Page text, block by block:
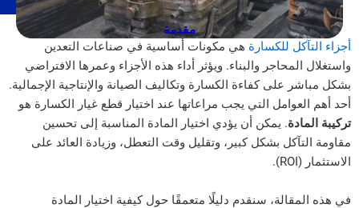
مقدمة
للكسارةهي مكونات أساسية في صناعات التعدين
والبناء. ويؤثر أداء هذه الأجزاء وعمرها الافتراضي
كفاءة الكسارة وتكاليف الصيانة والإنتاجية الإجمالية.
التي يجب مراعاتها عند اختيار قطع غيار الكسارة هو
. يمكن أن يؤدي اختيار المادة المناسبة إلى تحسين
بشكل كبير، وتقليل وقت التعطل، وزيادة العائد على
سنقدم دليلًا متعمقًا حول كيفية اختيار المادة